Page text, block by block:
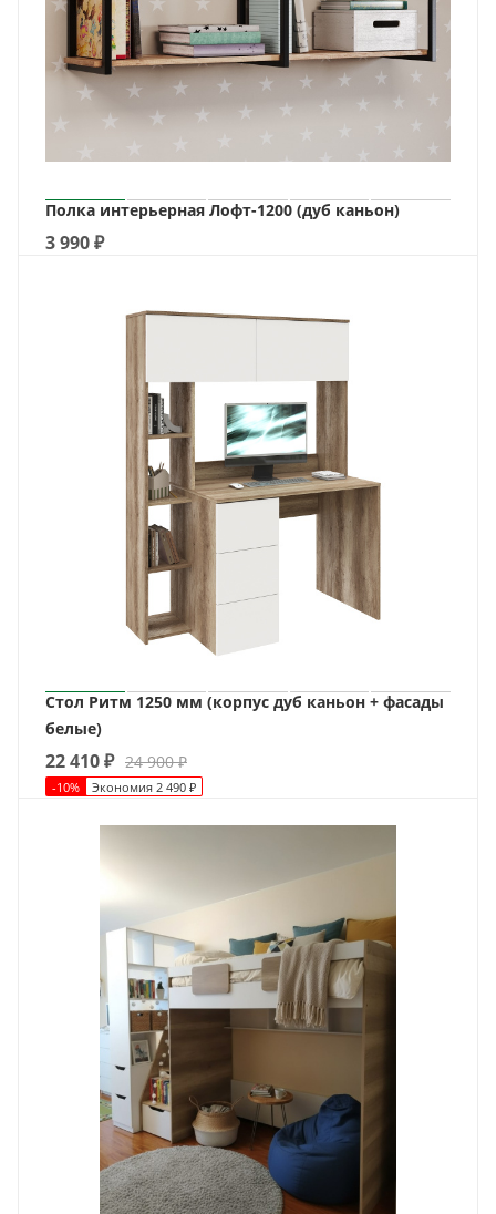
Полка интерьерная Лофт-1200 (дуб каньон)
3 990₽
Стол Ритм 1250 мм (корпус дуб каньон + фасады
белые)
22 410₽ 24 900₽
-10% Экономия 2 490 ₽